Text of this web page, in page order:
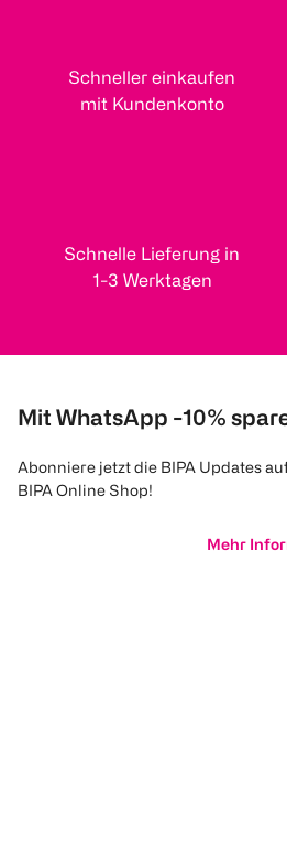
Schneller einkaufen
mit Kundenkonto
Schnelle Lieferung in
1-3 Werktagen
Mit WhatsApp -10%
Abonniere jetzt die BIPA Updates
BIPA Online Shop!
Mehr